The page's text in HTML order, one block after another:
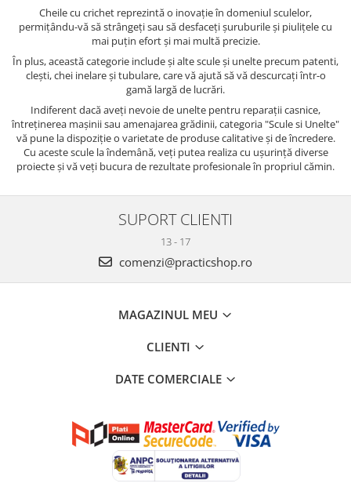
Cheile cu crichet reprezintă o inovație în domeniul sculelor,
permițându-vă să strângeți sau să desfaceți șuruburile și piulițele cu
mai puțin efort și mai multă precizie.
În plus, această categorie include și alte scule și unelte precum patenti,
clești, chei inelare și tubulare, care vă ajută să vă descurcați într-o
gamă largă de lucrări.
Indiferent dacă aveți nevoie de unelte pentru reparații casnice,
întreținerea mașinii sau amenajarea grădinii, categoria "Scule si Unelte"
vă pune la dispoziție o varietate de produse calitative și de încredere.
Cu aceste scule la îndemână, veți putea realiza cu ușurință diverse
proiecte și vă veți bucura de rezultate profesionale în propriul cămin.
SUPORT CLIENTI
13 - 17
comenzi@practicshop.ro
MAGAZINUL MEU
CLIENTI
DATE COMERCIALE